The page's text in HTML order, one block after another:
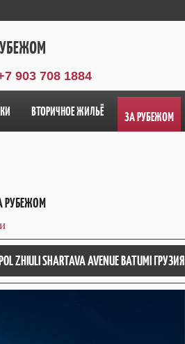
903 708 1884
ВТОРИЧНОЕ ЖИЛЬЁ ЗА РУБЕЖОМ
РУБЕЖОМ
SHARTAVA AVENUE BATUMI ГРУЗИЯ